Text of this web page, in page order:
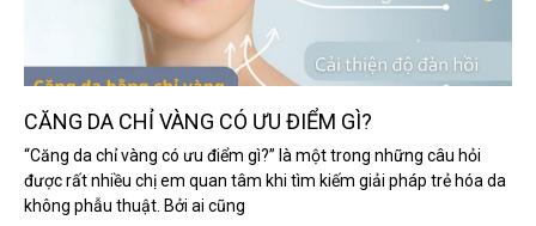
CĂNG DA CHỈ VÀNG CÓ ƯU ĐIỂM GÌ?
“Căng da chỉ vàng có ưu điểm gì?” là một trong những câu hỏi
được rất nhiều chị em quan tâm khi tìm kiếm giải pháp trẻ hóa da
không phẫu thuật. Bởi ai cũng